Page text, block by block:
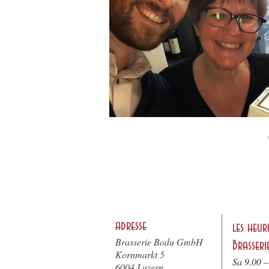
adresse
Brasserie Bodu GmbH
Kornmarkt 5
les
Sa 9.00